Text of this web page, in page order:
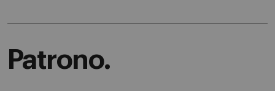
Patrono.